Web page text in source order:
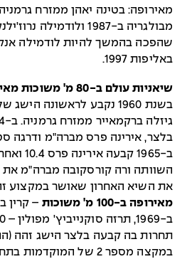
שהפכה בהמשך להיות לודמילה
באליפות 1997.
שיאניות עולם ב-80 מ' משוכות מאירופה בין 1964 ל-1968:
בלצר, אירינה פרס מברה"מ ודרגה
השוותה ורה קורסקובה מברה"מ
את השיא האחרון שאושר במקצוע זה – 10.2
מאירופה ב-100 מ' משוכות
תחרות בה קבעה בלצר הישג זהה
במקצה מספר 2 של